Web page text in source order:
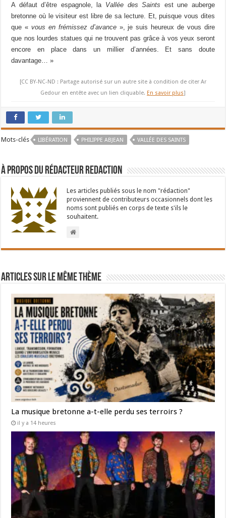
A défaut d’être espagnole, la Vallée des Saints est une auberge
bretonne où le visiteur est libre de sa lecture. Et, puisque vous dites
que « vous en frémissez d’avance», je suis heureux de vous dire
que nos lourdes statues qui ne trouvent pas grâce à vos yeux seront
encore en place dans un millier d’années. Et sans doute
davantage… »
[CC BY-NC-ND : Partage autorisé sur un autre site à condition de citer Ar
Gedour en entête avec un lien cliquable. En savoir plus]
Mots-clés LIBÉRATION PHILIPPE ABJEAN VALLÉE DES SAINTS
À propos du rédacteur Redaction
Les articles publiés sous le nom "rédaction"
proviennent de contributeurs occasionnels dont les
noms sont publiés en corps de texte s'ils le
souhaitent.
Articles sur le même thème
La musique bretonne a-t-elle perdu ses terroirs ?
il y a 14 heures